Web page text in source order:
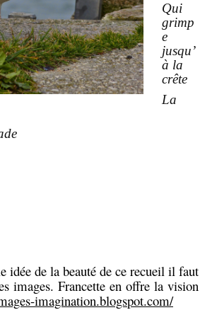
Qui
grimp
e
jusqu’
à la
crête
La
idée de la beauté de ce recueil il faut
images. Francette en offre la vision
imagination.blogspot.com/